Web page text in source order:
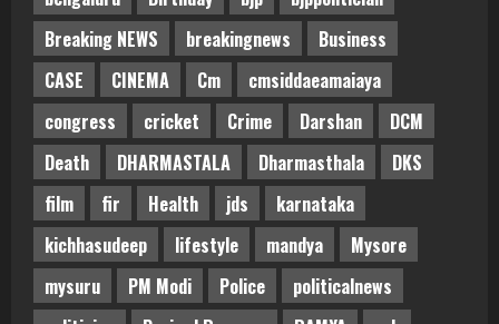
Breaking NEWS
breakingnews
Business
CASE
CINEMA Cm
cmsiddaeamaiaya
congress
cricket Crime Darshan
DCM
Death
DHARMASTALA Dharmasthala
DKS
film
fir Health jds
karnataka
kichhasudeep
lifestyle mandya
Mysore
mysuru
PM Modi Police
politicalnews